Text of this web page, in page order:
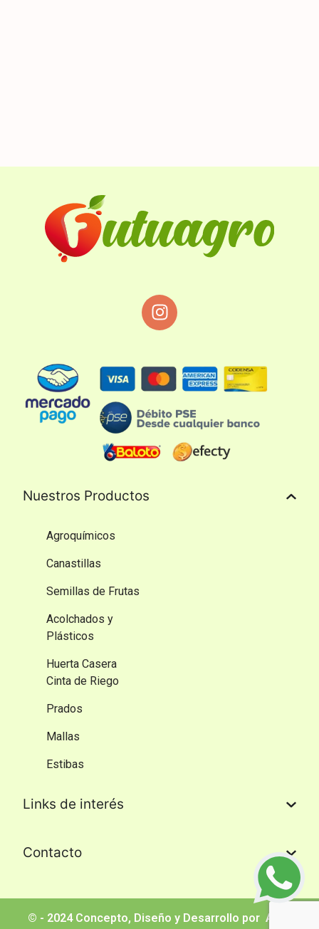
Nuestros Productos
Agroquímicos
Canastillas
Semillas de Frutas
Acolchados y
Plásticos
Huerta Casera
Cinta de Riego
Prados
Mallas
Estibas
Links de interés​
Contacto​
© - 2024 Concepto, Diseño y Desarrollo por AMD